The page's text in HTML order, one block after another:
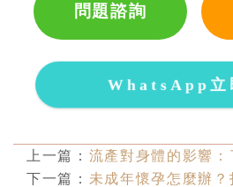
問題諮詢
WhatsApp立
上一篇： 流產對身體的影響：
下一篇： 未成年懷孕怎麼辦